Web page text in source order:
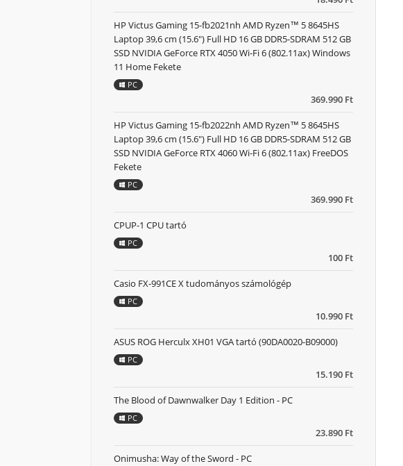
369.990 Ft
HP Victus Gaming 15-fb2021nh AMD Ryzen™ 5 8645HS
Laptop 39,6 cm (15.6") Full HD 16 GB DDR5-SDRAM 512 GB
SSD NVIDIA GeForce RTX 4050 Wi-Fi 6 (802.11ax) Windows
11 Home Fekete
PC
369.990 Ft
HP Victus Gaming 15-fb2022nh AMD Ryzen™ 5 8645HS
Laptop 39,6 cm (15.6") Full HD 16 GB DDR5-SDRAM 512 GB
SSD NVIDIA GeForce RTX 4060 Wi-Fi 6 (802.11ax) FreeDOS
Fekete
PC
100 Ft
CPUP-1 CPU tartó
PC
10.990 Ft
Casio FX-991CE X tudományos számológép
PC
15.190 Ft
ASUS ROG Herculx XH01 VGA tartó (90DA0020-B09000)
PC
23.890 Ft
The Blood of Dawnwalker Day 1 Edition - PC
PC
Onimusha: Way of the Sword - PC